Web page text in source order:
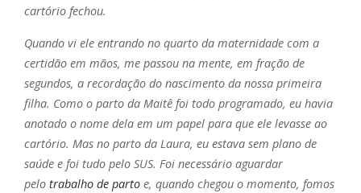
cartório fechou.
Quando vi ele entrando no quarto da maternidade com a
certidão em mãos, me passou na mente, em fração de
segundos, a recordação do nascimento da nossa primeira
filha. Como o parto da Maitê foi todo programado, eu havia
anotado o nome dela em um papel para que ele levasse ao
cartório. Mas no parto da Laura, eu estava sem plano de
saúde e foi tudo pelo SUS. Foi necessário aguardar
pelo trabalho de parto e, quando chegou o momento, fomos